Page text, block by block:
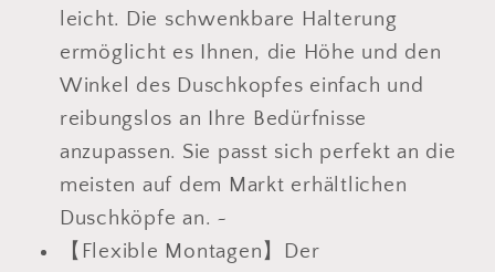
leicht. Die schwenkbare Halterung
ermöglicht es Ihnen, die Höhe und den
Winkel des Duschkopfes einfach und
reibungslos an Ihre Bedürfnisse
anzupassen. Sie passt sich perfekt an die
meisten auf dem Markt erhältlichen
Duschköpfe an. ~
【Flexible Montagen】Der